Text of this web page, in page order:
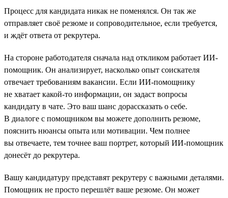
Процесс для кандидата никак не поменялся. Он так же
отправляет своё резюме и сопроводительное, если требуется,
и ждёт ответа от рекрутера.
На стороне работодателя сначала над откликом работает ИИ-
помощник. Он анализирует, насколько опыт соискателя
отвечает требованиям вакансии. Если ИИ-помощнику
не хватает какой-то информации, он задаст вопросы
кандидату в чате. Это ваш шанс дорассказать о себе.
В диалоге с помощником вы можете дополнить резюме,
пояснить нюансы опыта или мотивации. Чем полнее
вы отвечаете, тем точнее ваш портрет, который ИИ-помощник
донесёт до рекрутера.
Вашу кандидатуру представят рекрутеру с важными деталями.
Помощник не просто перешлёт ваше резюме. Он может